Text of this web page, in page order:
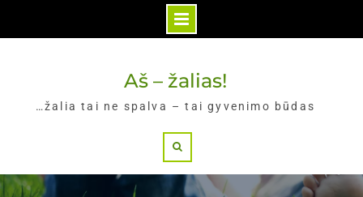
Aš – žalias!
…žalia tai ne spalva – tai gyvenimo būdas